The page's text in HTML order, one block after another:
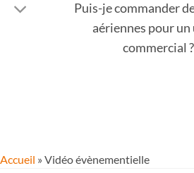
Puis-je commander
aériennes pour un
commercial ?
Accueil » Vidéo évènementielle